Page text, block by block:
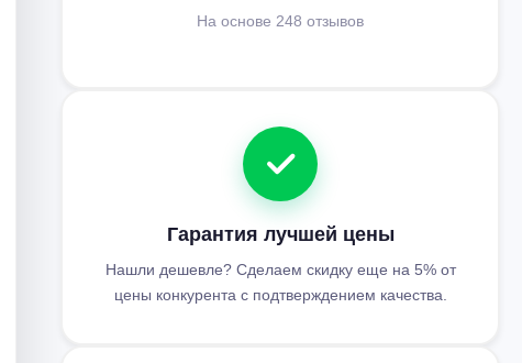
На основе 248 отзывов
Гарантия лучшей цены
Нашли дешевле? Сделаем скидку еще на 5% от
цены конкурента с подтверждением качества.